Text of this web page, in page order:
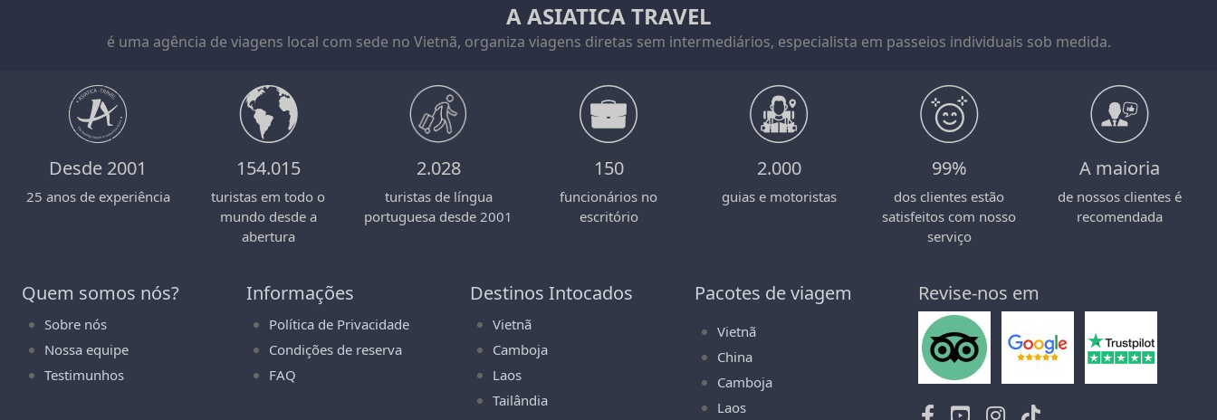
A ASIATICA TRAVEL
é uma agência de viagens local com sede no Vietnã, organiza viagens diretas sem intermediários, especialista em passeios individuais sob medida.
Desde 2001
25 anos de experiência
154.015
turistas em todo o
mundo desde a
abertura
2.028
turistas de língua
portuguesa desde 2001
150
funcionários no
escritório
2.000
guias e motoristas
99%
dos clientes estão
satisfeitos com nosso
serviço
A maioria
de nossos clientes é
recomendada
Quem somos nós?
Sobre nós
Nossa equipe
Testimunhos
Informações
Política de Privacidade
Condições de reserva
FAQ
Destinos Intocados
Vietnã
Camboja
Laos
Tailândia
Pacotes de viagem
Vietnã
China
Camboja
Laos
Revise-nos em